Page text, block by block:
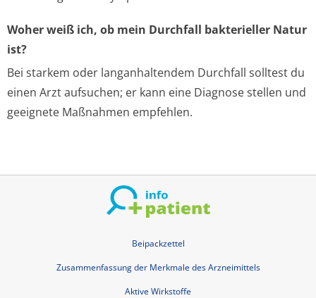
Woher weiß ich, ob mein Durchfall bakterieller Natur
ist?
Bei starkem oder langanhaltendem Durchfall solltest du
einen Arzt aufsuchen; er kann eine Diagnose stellen und
geeignete Maßnahmen empfehlen.
Beipackzettel
Zusammenfassung der Merkmale des Arzneimittels
Aktive Wirkstoffe